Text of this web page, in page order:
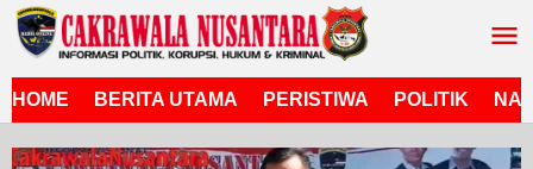
Lewati
ke
HOME
BERITA UTAMA PERISTIWA POLITIK